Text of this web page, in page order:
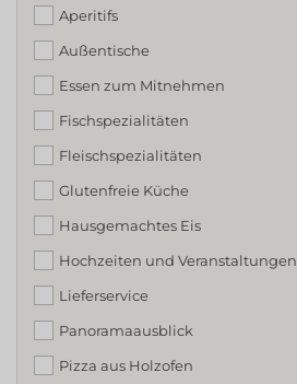
Aperitifs
Außentische
Essen zum Mitnehmen
Fischspezialitäten
Fleischspezialitäten
Glutenfreie Küche
Hausgemachtes Eis
Hochzeiten und Veranstaltungen
Lieferservice
Panoramaausblick
Pizza aus Holzofen